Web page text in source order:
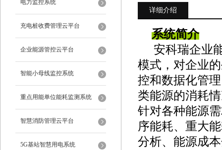
电力监控系统
充电桩收费管理云平台
企业能源管控云平台
智能小母线监控系统
重点用能单位能耗监测系统
智慧消防管理云平台
5G基站智慧用电系统
详细介绍
系统简介
安科瑞企业
模式，对企业
控和数据化管
类能源的消耗
针对各种能源
序能耗、重大
分析、能源成